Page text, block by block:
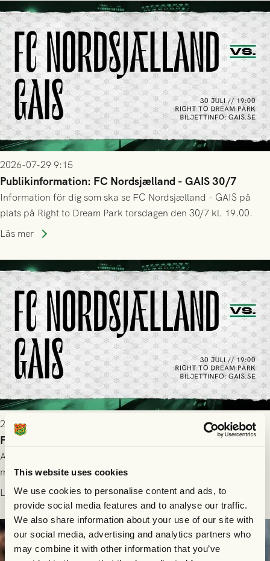
This website uses cookies
We use cookies to personalise content and ads, to
provide social media features and to analyse our traffic.
We also share information about your use of our site with
our social media, advertising and analytics partners who
may combine it with other information that you’ve
2026-07-29 9:15
Publikinformation: FC Nordsjælland - GAIS 30/7
Information för dig som ska se FC Nordsjælland - GAIS på
plats på Right to Dream Park torsdagen den 30/7 kl. 19.00.
Läs mer
2026-07-28 17:36
FC Nordsjælland borta: Biljettuthämtning
All information om hur du byter ditt värdebevis mot
matchbiljett på plats i Danmark, samt vad som gäller för dig
som står på reservlista eller fått förhinder.
Läs mer